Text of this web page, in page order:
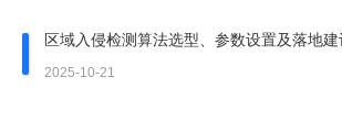
区域入侵检测算法选型、参数设置及落地
用场景案例）
2025-10-21